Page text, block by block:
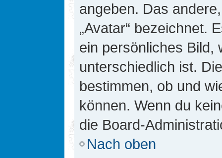
angeben. Das
„Avatar“ bezeichnet.
ein persönliches Bild,
unterschiedlich ist.
bestimmen, ob und
können. Wenn du
die Board-
Nach oben